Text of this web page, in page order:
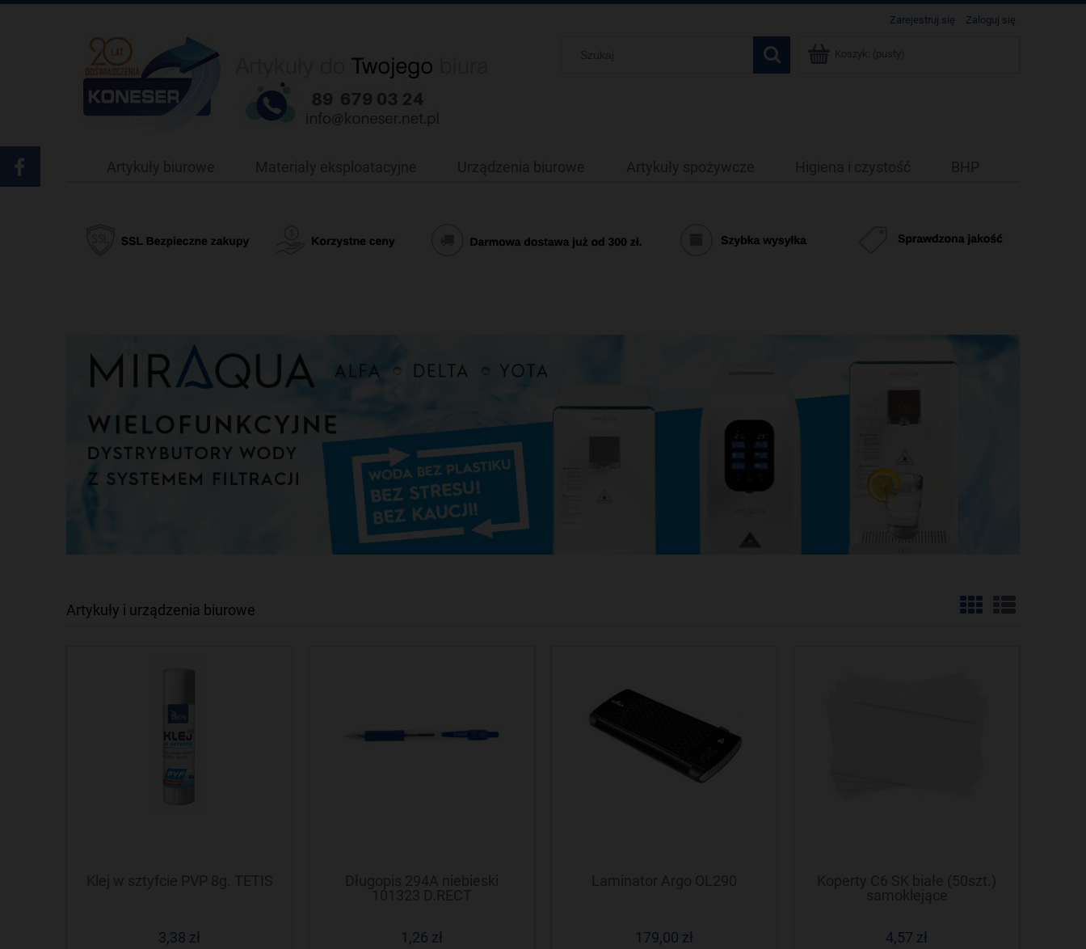
Zarejestruj się Zaloguj się
Koszyk: (pusty)
Artykuły biurowe Materiały eksploatacyjne Urządzenia biurowe Artykuły spożywcze Higiena i czystość BHP
Artykuły i urządzenia biurowe
Klej w sztyfcie PVP 8g. TETIS
3,38 zł
Długopis 294A niebieski
101323 D.RECT
1,26 zł
Laminator Argo OL290
179,00 zł
Koperty C6 SK białe (50szt.)
samoklejące
4,57 zł